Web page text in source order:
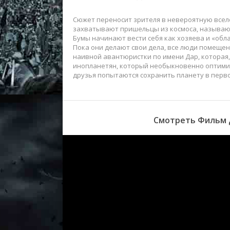
Сюжет переносит зрителя в невероятную
захватывают пришельцы из космоса,
Бумы начинают вести себя как хозяева и
Пока они делают свои дела, все люди
наивной авантюристки по имени Дар,
инопланетян, который необыкновенно
друзья попытаются сохранить планету в
Смотреть Фильм